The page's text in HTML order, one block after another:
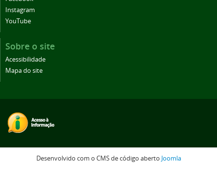
Instagram
YouTube
Sobre o site
Acessibilidade
Mapa do site
Desenvolvido com o CMS de código aberto Joomla